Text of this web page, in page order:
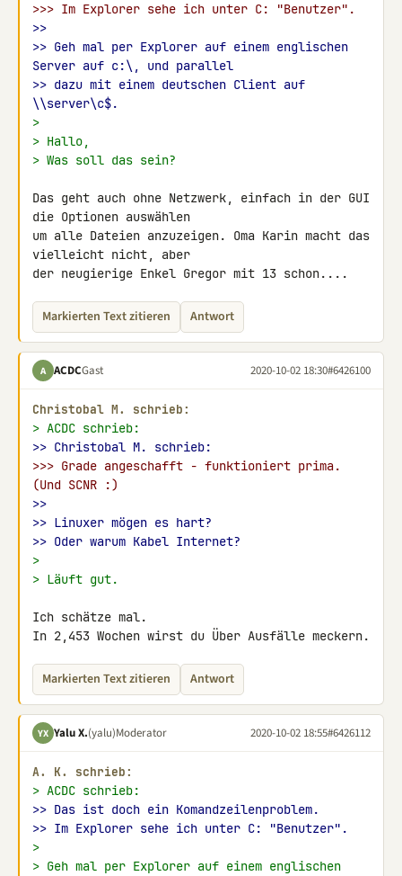
>>> Im Explorer sehe ich unter C: "Benutzer".
>>
>> Geh mal per Explorer auf einem englischen
Server auf c:\, und parallel
>> dazu mit einem deutschen Client auf
\\server\c$.
>
> Hallo,
> Was soll das sein?
Das geht auch ohne Netzwerk, einfach in der GUI
die Optionen auswählen
um alle Dateien anzuzeigen. Oma Karin macht das
vielleicht nicht, aber
der neugierige Enkel Gregor mit 13 schon....
Markierten Text zitieren Antwort
A ACDCGast 2020-10-02 18:30#6426100
Christobal M. schrieb:
> ACDC schrieb:
>> Christobal M. schrieb:
>>> Grade angeschafft - funktioniert prima.
(Und SCNR :)
>>
>> Linuxer mögen es hart?
>> Oder warum Kabel Internet?
>
> Läuft gut.
Ich schätze mal.
In 2,453 Wochen wirst du Über Ausfälle meckern.
Markierten Text zitieren Antwort
YX Yalu X.(yalu)Moderator 2020-10-02 18:55#6426112
A. K. schrieb:
> ACDC schrieb:
>> Das ist doch ein Komandzeilenproblem.
>> Im Explorer sehe ich unter C: "Benutzer".
>
> Geh mal per Explorer auf einem englischen